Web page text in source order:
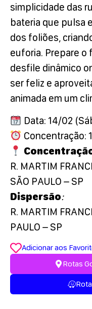
simplicidade das
bateria que pulsa
dos foliões,
euforia. Prepare o
desfile dinâmico
ser feliz e
animada em um
Data: 14/02
Concentração:
R. MARTIM
SÃO PAULO – SP
Dispersão:
R. MARTIM
PAULO – SP
Adicionar aos
Rotas